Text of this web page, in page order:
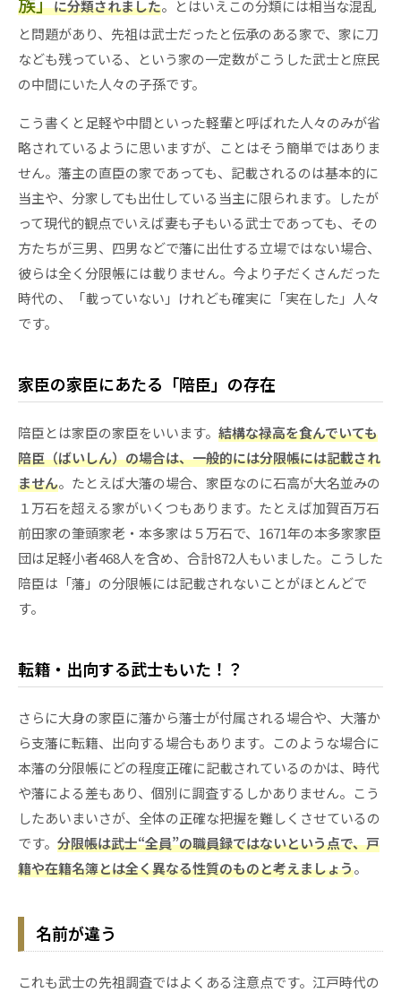
に分類されました。とはいえこの分類には相当な混乱
と問題があり、先祖は武士だったと伝承のある家で、家に刀
なども残っている、という家の一定数がこうした武士と庶民
の中間にいた人々の子孫です。
こう書くと足軽や中間といった軽輩と呼ばれた人々のみが省
略されているように思いますが、ことはそう簡単ではありま
せん。藩主の直臣の家であっても、記載されるのは基本的に
当主や、分家しても出仕している当主に限られます。したが
って現代的観点でいえば妻も子もいる武士であっても、その
方たちが三男、四男などで藩に出仕する立場ではない場合、
彼らは全く分限帳には載りません。今より子だくさんだった
時代の、「載っていない」けれども確実に「実在した」人々
です。
家臣の家臣にあたる「陪臣」の存在
陪臣とは家臣の家臣をいいます。 結構な禄高を食んでいても
陪臣（ばいしん）の場合は、一般的には分限帳には記載され
ません。たとえば大藩の場合、家臣なのに石高が大名並みの
１万石を超える家がいくつもあります。たとえば加賀百万石
前田家の筆頭家老・本多家は５万石で、1671年の本多家家臣
団は足軽小者468人を含め、合計872人もいました。こうした
陪臣は「藩」の分限帳には記載されないことがほとんどで
す。
転籍・出向する武士もいた！？
さらに大身の家臣に藩から藩士が付属される場合や、大藩か
ら支藩に転籍、出向する場合もあります。このような場合に
本藩の分限帳にどの程度正確に記載されているのかは、時代
や藩による差もあり、個別に調査するしかありません。こう
したあいまいさが、全体の正確な把握を難しくさせているの
です。 分限帳は武士“全員”の職員録ではないという点で、戸
籍や在籍名簿とは全く異なる性質のものと考えましょう。
名前が違う
これも武士の先祖調査ではよくある注意点です。江戸時代の